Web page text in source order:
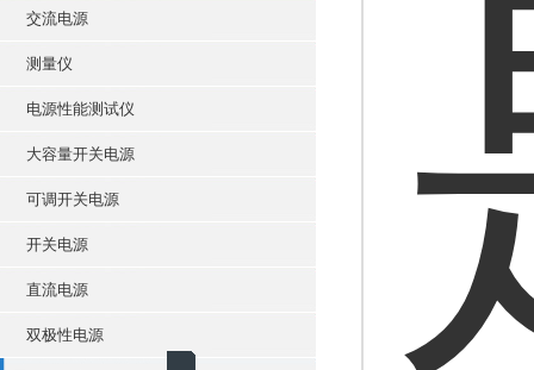
交流电源
测量仪
电源性能测试仪
大容量开关电源
可调开关电源
开关电源
直流电源
双极性电源